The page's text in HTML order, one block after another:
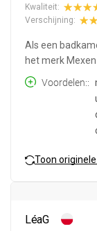
Kwaliteit:
Verschijning:
Als een
het merk
Voordelen:
Toon
LéaG